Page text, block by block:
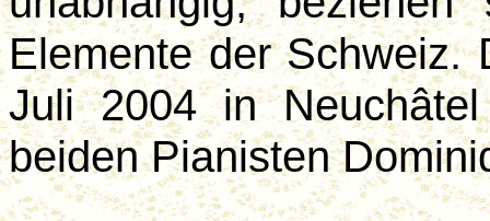
Elemente der Schweiz.
Juli 2004 in
beiden Pianisten